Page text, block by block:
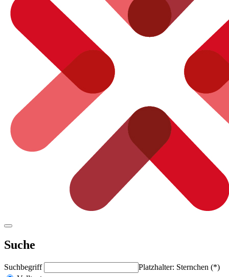
Suche
Suchbegriff
Platzhalter: Sternchen (*)